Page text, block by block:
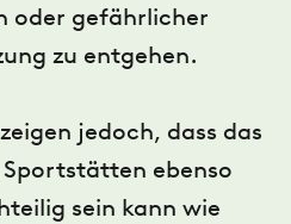
oder gefährlicher
zu entgehen.
jedoch, dass das
ebenso
sein kann wie